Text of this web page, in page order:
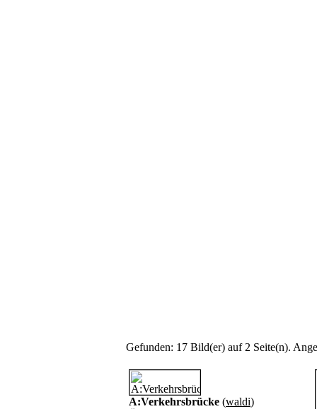
Gefunden: 17 Bild(er) auf 2 Seite(n).
A:Verkehrsbrücke (waldi)